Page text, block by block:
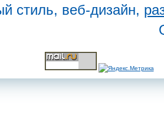
стиль, веб-дизайн,